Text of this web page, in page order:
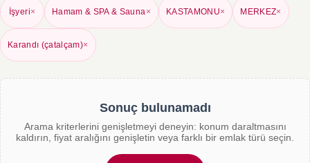
İşyeri× Hamam & SPA & Sauna× KASTAMONU× MERKEZ×
Karandı (çatalçam)×
Sonuç bulunamadı
Arama kriterlerini genişletmeyi deneyin: konum daraltmasını
kaldırın, fiyat aralığını genişletin veya farklı bir emlak türü seçin.